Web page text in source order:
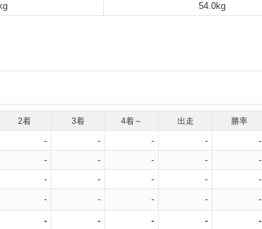
54.0kg
2着 3着 4着～ 出走 勝率
- - - - -
- - - - -
- - - - -
- - - - -
- - - - -